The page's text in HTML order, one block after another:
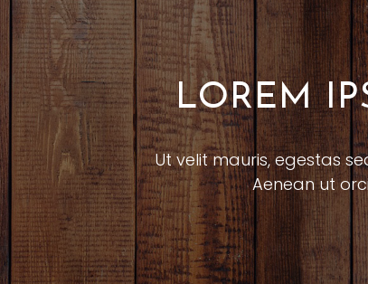
LOREM
Ut velit mauris, egestas
Aenean ut